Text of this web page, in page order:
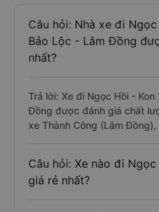
Câu hỏi: Nhà xe đi
Bảo Lộc - Lâm Đồng
nhất?
Trả lời: Xe đi Ngọc Hồi -
Đồng được đánh giá chất
xe Thành Công (Lâm
Câu hỏi: Xe nào đi
giá rẻ nhất?